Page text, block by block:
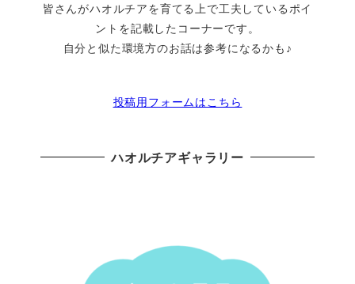
皆さんがハオルチアを育てる上で工夫しているポイ
ントを記載したコーナーです。
自分と似た環境方のお話は参考になるかも♪
投稿用フォームはこちら
ハオルチアギャラリー